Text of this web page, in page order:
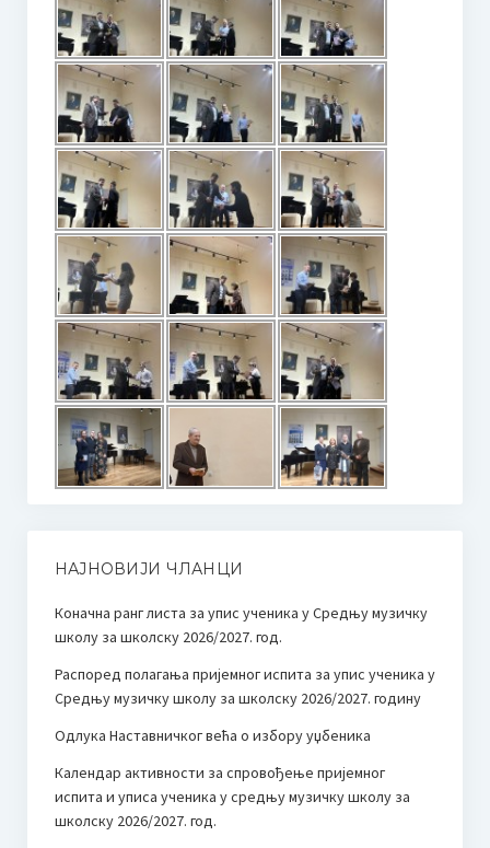
НАЈНОВИЈИ ЧЛАНЦИ
Коначна ранг листа за упис ученика у Средњу музичку
школу за школску 2026/2027. год.
Распоред полагања пријемног испита за упис ученика у
Средњу музичку школу за школску 2026/2027. годину
Одлука Наставничког већа о избору уџбеника
Календар активности за спровођење пријемног
испита и уписа ученика у средњу музичку школу за
школску 2026/2027. год.